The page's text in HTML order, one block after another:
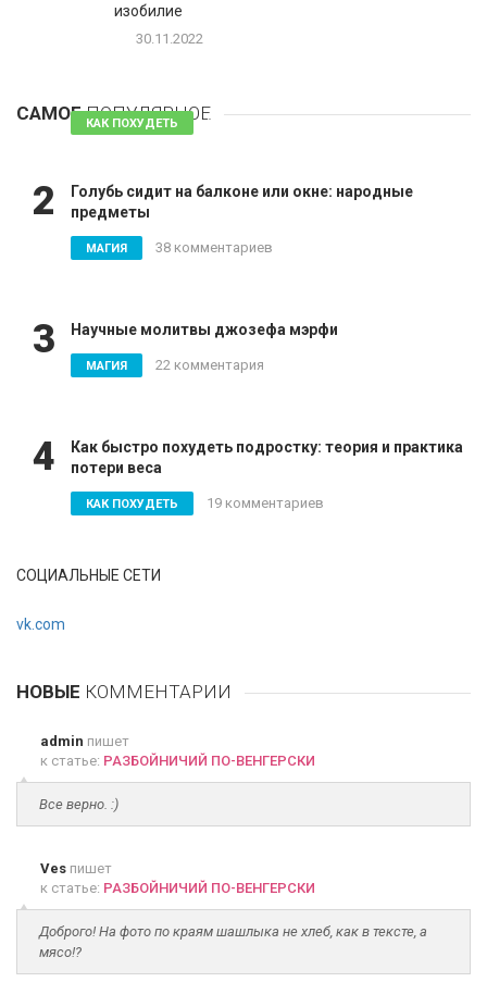
изобилие
30.11.2022
САМОЕПОПУЛЯРНОЕ
КАК ПОХУДЕТЬ 81 комментарий
2
Голубь сидит на балконе или окне: народные
предметы
МАГИЯ 38 комментариев
3 Научные молитвы джозефа мэрфи
МАГИЯ 22 комментария
4
Как быстро похудеть подростку: теория и практика
потери веса
КАК ПОХУДЕТЬ 19 комментариев
СОЦИАЛЬНЫЕ СЕТИ
vk.com
НОВЫЕ КОММЕНТАРИИ
admin пишет
к статье: РАЗБОЙНИЧИЙ ПО-ВЕНГЕРСКИ
Все верно. :)
Ves пишет
к статье: РАЗБОЙНИЧИЙ ПО-ВЕНГЕРСКИ
Доброго! На фото по краям шашлыка не хлеб, как в тексте, а
мясо!?